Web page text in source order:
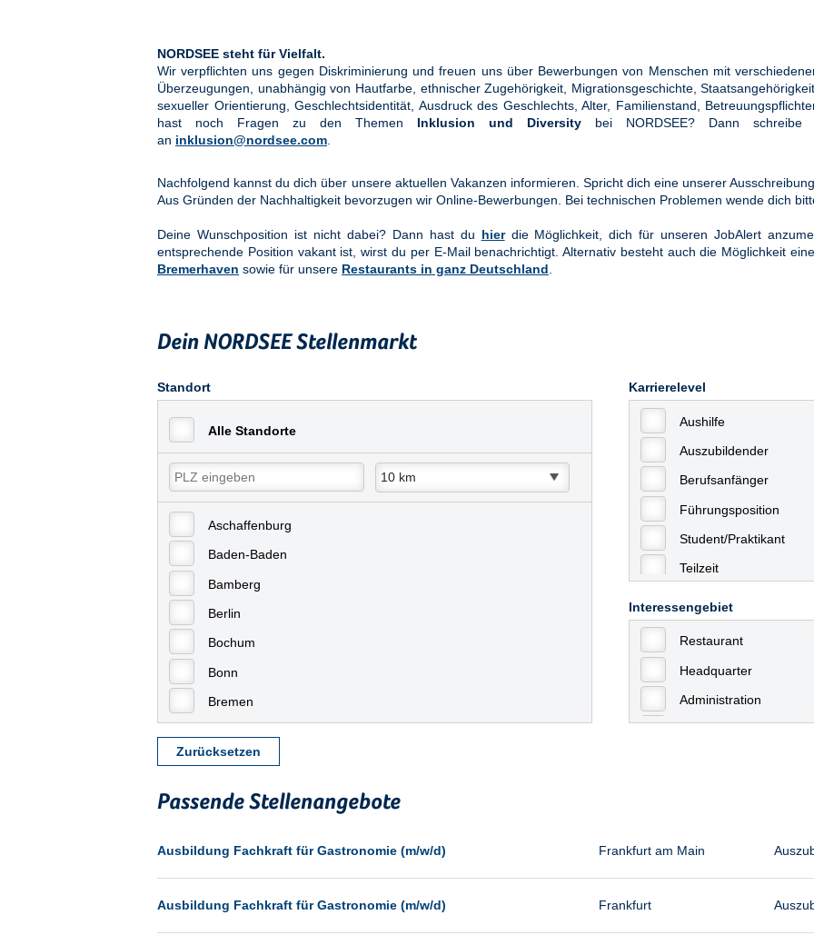
NORDSEE steht für Vielfalt.
Wir verpflichten uns gegen Diskriminierung und freuen uns über Bewerbungen von Menschen mit
Überzeugungen, unabhängig von Hautfarbe, ethnischer Zugehörigkeit, Migrationsgeschichte,
sexueller Orientierung, Geschlechtsidentität, Ausdruck des Geschlechts, Alter, Familienstand,
hast noch Fragen zu den Themen Inklusion und Diversity bei NORDSEE? Dann
an inklusion@nordsee.com
Nachfolgend kannst du dich über unsere aktuellen Vakanzen informieren. Spricht dich eine unserer
Aus Gründen der Nachhaltigkeit bevorzugen wir Online-Bewerbungen. Bei technischen Problemen wende dich
Deine Wunschposition ist nicht dabei? Dann hast du hierdie Möglichkeit, dich für unseren JobAlert
entsprechende Position vakant ist, wirst du per E-Mail benachrichtigt. Alternativ besteht auch die Möglichkeit
Bremerhaven sowie für unsere Restaurants in ganz Deutschland
Dein NORDSEE Stellenmarkt
Standort
Alle Standorte
Aschaffenburg
Baden-Baden
Bamberg
Berlin
Bochum
Bonn
Bremen
Celle
Chemnitz
Dresden
Düsseldorf
Erfurt
Essen
Karrierelevel
Aushilfe
Auszubildender
Berufsanfänger
Führungsposition
Student/Praktikant
Teilzeit
Interessengebiet
Restaurant
Headquarter
Administration
Sonstiges
Vertrieb
Zurücksetzen
Passende Stellenangebote
Ausbildung Fachkraft für Gastronomie (m/w/d) Frankfurt am Main
Ausbildung Fachkraft für Gastronomie (m/w/d) Frankfurt